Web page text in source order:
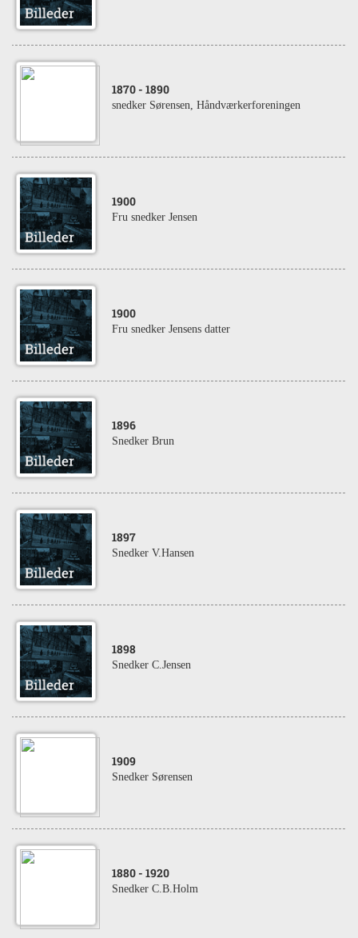
1870 - 1890
snedker Sørensen, Håndværkerforeningen
1900
Fru snedker Jensen
1900
Fru snedker Jensens datter
1896
Snedker Brun
1897
Snedker V.Hansen
1898
Snedker C.Jensen
1909
Snedker Sørensen
1880 - 1920
Snedker C.B.Holm